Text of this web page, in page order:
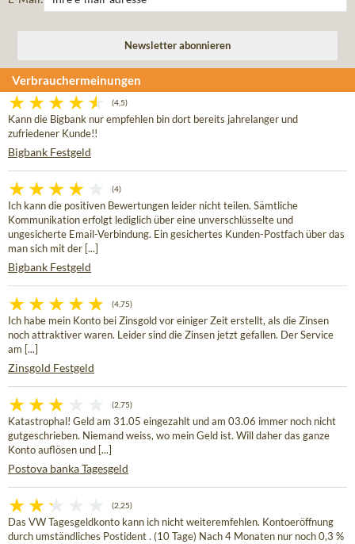
Verbrauchermeinungen
(4,5)
Kann die Bigbank nur empfehlen bin dort bereits jahrelanger und
zufriedener Kunde!!
Bigbank Festgeld
(4)
Ich kann die positiven Bewertungen leider nicht teilen. Sämtliche
Kommunikation erfolgt lediglich über eine unverschlüsselte und
ungesicherte Email-Verbindung. Ein gesichertes Kunden-Postfach über das
man sich mit der [...]
Bigbank Festgeld
(4,75)
Ich habe mein Konto bei Zinsgold vor einiger Zeit erstellt, als die Zinsen
noch attraktiver waren. Leider sind die Zinsen jetzt gefallen. Der Service
am [...]
Zinsgold Festgeld
(2,75)
Katastrophal! Geld am 31.05 eingezahlt und am 03.06 immer noch nicht
gutgeschrieben. Niemand weiss, wo mein Geld ist. Will daher das ganze
Konto auflösen und [...]
Postova banka Tagesgeld
(2,25)
Das VW Tagesgeldkonto kann ich nicht weiteremfehlen. Kontoeröffnung
durch umständliches Postident . (10 Tage) Nach 4 Monaten nur noch 0,3 %